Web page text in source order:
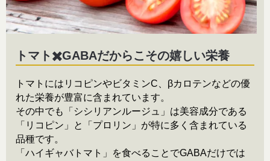
トマト✖️GABAだからこその嬉しい栄養
トマトにはリコピンやビタミンC、βカロテンなどの優
れた栄養が豊富に含まれています。
その中でも「シシリアンルージュ」は美容成分である
「リコピン」と「プロリン」が特に多く含まれている
品種です。
「ハイギャバトマト」を食べることでGABAだけでは